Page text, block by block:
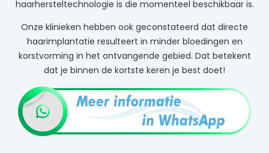
haarhersteltechnologie is die momenteel beschikbaar is.
Onze klinieken hebben ook geconstateerd dat directe
haarimplantatie resulteert in minder bloedingen en
korstvorming in het ontvangende gebied. Dat betekent
dat je binnen de kortste keren je best doet!